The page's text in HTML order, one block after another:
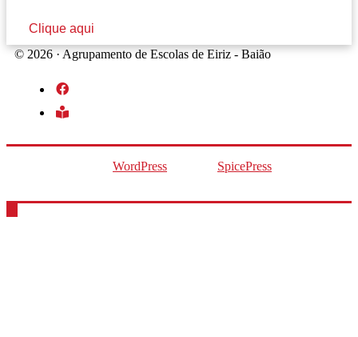
Clique aqui
© 2026 · Agrupamento de Escolas de Eiriz - Baião
book-
WordPress SpicePress